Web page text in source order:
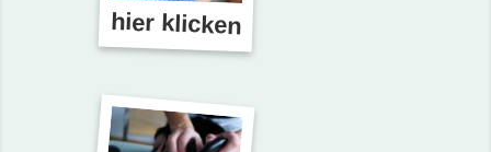
hier klicken